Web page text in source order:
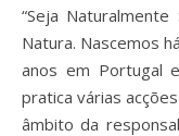
“Seja
Natura. Nascemos
anos em Portugal
pratica várias
âmbito da